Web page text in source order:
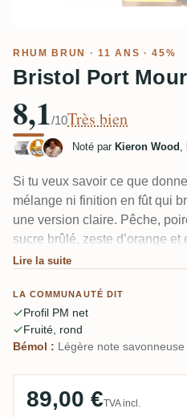
RHUM BRUN · 11 ANS · 45%
Bristol Port
8,1/10Très bien
Noté par Kieron Wood ,
Si tu veux savoir ce que
mélange ni finition en fût qui
une version claire. Pêche,
sucre brûlé, zeste d’orange
une finale légère, huileuse et
plupart le trouvent bien réduit
Lire la suite
LA COMMUNAUTÉ DIT
Profil PM net
Fruité, rond
Bémol : Légère note savonneuse
89,00 €TVA incl.